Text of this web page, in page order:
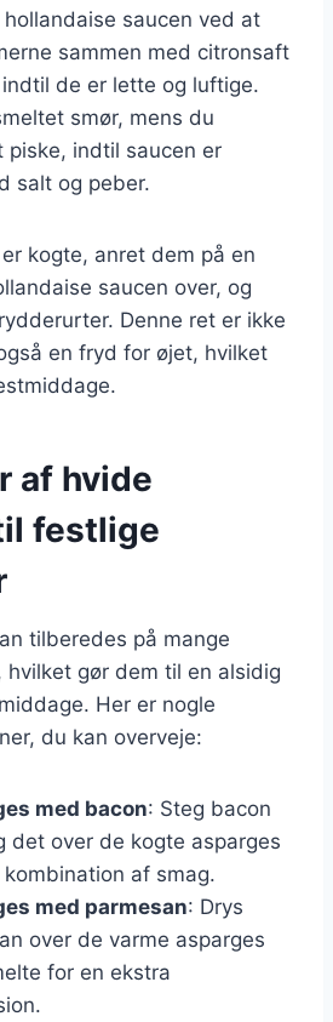
saucen ved at
sammen med citronsaft
de er lette og luftige.
smør, mens du
indtil saucen er
salt og peber.
kogte, anret dem på en
saucen over, og
Denne ret er ikke
en fryd for øjet, hvilket
af hvide
festlige
tilberedes på mange
hvilket gør dem til en alsidig
Her er nogle
du kan overveje:
med bacon: Steg bacon
det over de kogte asparges
af smag.
med parmesan: Drys
over de varme asparges
for en ekstra